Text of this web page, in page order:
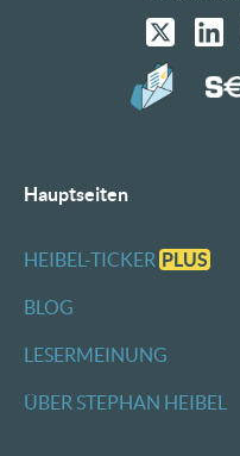
Hauptseiten
HEIBEL-TICKER PLUS
BLOG
LESERMEINUNG
ÜBER STEPHAN HEIBEL